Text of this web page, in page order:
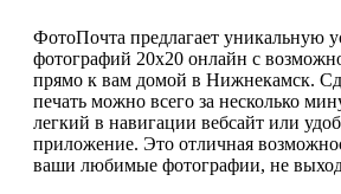
ФотоПочта предлагает уникальную
фотографий 20х20 онлайн с
прямо к вам домой в Нижнекамск.
печать можно всего за несколько
легкий в навигации вебсайт или
приложение. Это отличная
ваши любимые фотографии, не